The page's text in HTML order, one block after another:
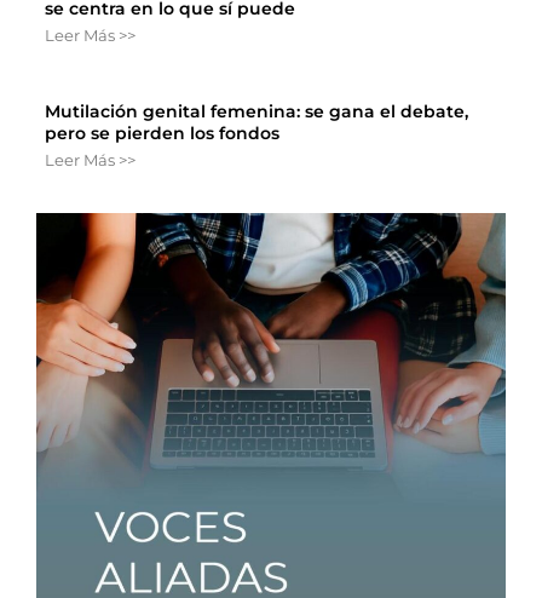
se centra en lo que sí puede
Leer Más >>
Mutilación genital femenina: se gana el debate,
pero se pierden los fondos
Leer Más >>